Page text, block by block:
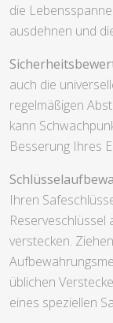
die
ausdehnen und
auch die
regelmäßigen
kann
Besserung Ihres
Ihren
Reserveschlüssel
verstecken.
üblichen
eines speziellen